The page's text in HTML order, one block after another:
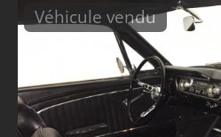
Véhicule vendu